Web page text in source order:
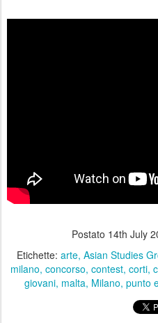
Postato 14th July
Etichette: arte Asian Studies
milano concorso contest corti
giovani malta Milano punto